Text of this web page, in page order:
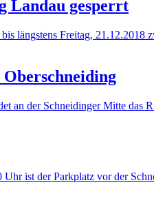
Landau gesperrt
längstens Freitag,
an der Schneidinger Mitte das
ist der Parkplatz vor der